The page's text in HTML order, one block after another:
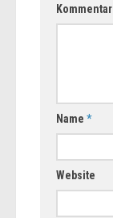
Kommentar
Name *
Website